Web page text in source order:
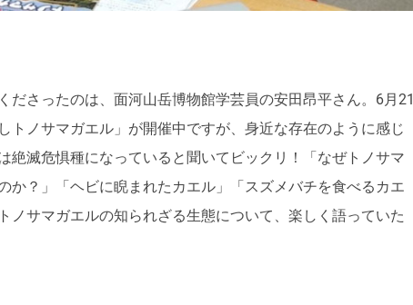
ださったのは、面河山岳博物館学芸員の安田昂平さん。6月21
トノサマガエル」が開催中ですが、身近な存在のように感じ
絶滅危惧種になっていると聞いてビックリ！「なぜトノサマ
か？」「ヘビに睨まれたカエル」「スズメバチを食べるカエ
ノサマガエルの知られざる生態について、楽しく語っていた